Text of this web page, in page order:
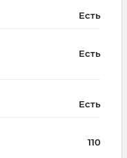
Есть
Есть
Есть
110